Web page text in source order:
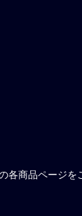
各商品ページ